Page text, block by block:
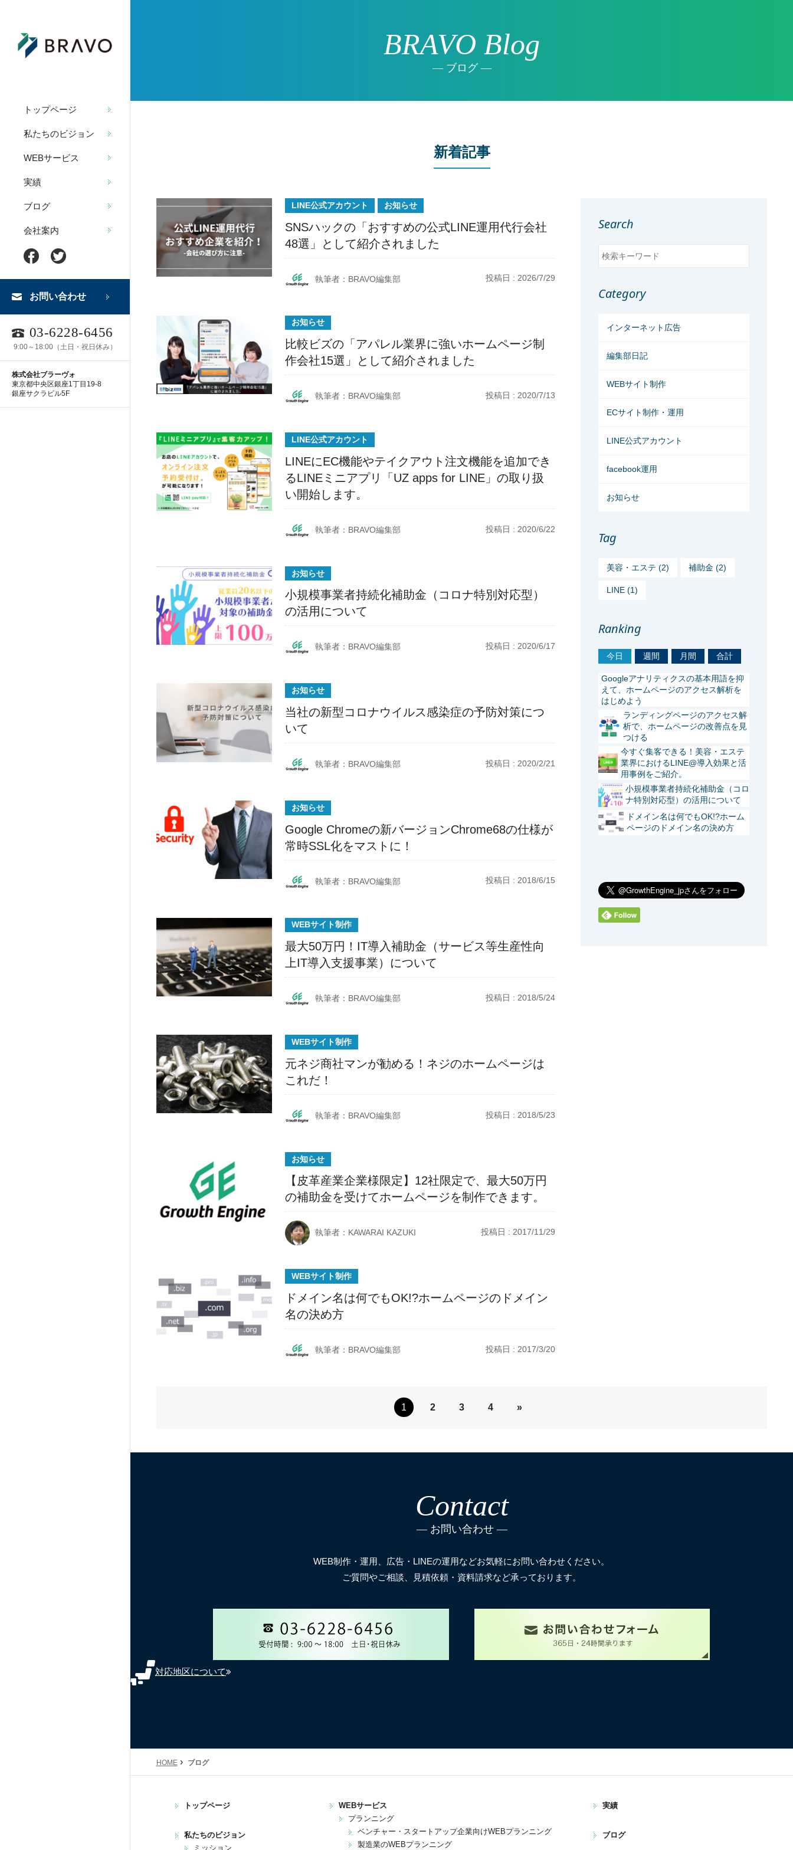
トップページ
私たちのビジョン
WEBサービス
実績
ブログ
会社案内
お問い合わせ
03-6228-6456
9:00～18:00（土日・祝日休み）
株式会社ブラーヴォ
東京都中央区銀座1丁目19-8
銀座サクラビル5F
BRAVO Blog
ブログ
新着記事
LINE公式アカウント お知らせ
SNSハックの「おすすめの公式LINE運用代行会社
48選」として紹介されました
執筆者：BRAVO編集部 投稿日 : 2026/7/29
お知らせ
比較ビズの「アパレル業界に強いホームページ制
作会社15選」として紹介されました
執筆者：BRAVO編集部 投稿日 : 2020/7/13
LINE公式アカウント
LINEにEC機能やテイクアウト注文機能を追加でき
るLINEミニアプリ「UZ apps for LINE」の取り扱
い開始します。
執筆者：BRAVO編集部 投稿日 : 2020/6/22
お知らせ
小規模事業者持続化補助金（コロナ特別対応型）
の活用について
執筆者：BRAVO編集部 投稿日 : 2020/6/17
お知らせ
当社の新型コロナウイルス感染症の予防対策につ
いて
執筆者：BRAVO編集部 投稿日 : 2020/2/21
お知らせ
Google Chromeの新バージョンChrome68の仕様が
常時SSL化をマストに！
執筆者：BRAVO編集部 投稿日 : 2018/6/15
WEBサイト制作
最大50万円！IT導入補助金（サービス等生産性向
上IT導入支援事業）について
執筆者：BRAVO編集部 投稿日 : 2018/5/24
WEBサイト制作
元ネジ商社マンが勧める！ネジのホームページは
これだ！
執筆者：BRAVO編集部 投稿日 : 2018/5/23
お知らせ
【皮革産業企業様限定】12社限定で、最大50万円
の補助金を受けてホームページを制作できます。
執筆者：KAWARAI KAZUKI 投稿日 : 2017/11/29
WEBサイト制作
ドメイン名は何でもOK!?ホームページのドメイン
名の決め方
執筆者：BRAVO編集部 投稿日 : 2017/3/20
Search
Category
インターネット広告
編集部日記
WEBサイト制作
ECサイト制作・運用
LINE公式アカウント
facebook運用
お知らせ
Tag
美容・エステ (2) 補助金 (2)
LINE (1)
Ranking
今日 週間 月間 合計
Googleアナリティクスの基本用語を抑
えて、ホームページのアクセス解析を
はじめよう
ランディングページのアクセス解
析で、ホームページの改善点を見
つける
今すぐ集客できる！美容・エステ
業界におけるLINE@導入効果と活
用事例をご紹介。
小規模事業者持続化補助金（コロ
ナ特別対応型）の活用について
ドメイン名は何でもOK!?ホーム
ページのドメイン名の決め方
1 2 3 4 »
Contact
お問い合わせ
WEB制作・運用、広告・LINEの運用などお気軽にお問い合わせください。
ご質問やご相談、見積依頼・資料請求など承っております。
対応地区について
HOME› ブログ
トップページ
私たちのビジョン
ミッション
WEBサービス
プランニング
ベンチャー・スタートアップ企業向けWEBプランニング
製造業のWEBプランニング
実績
ブログ